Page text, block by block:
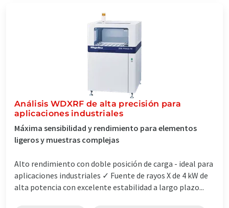
Análisis WDXRF de alta precisión para
aplicaciones industriales
Máxima sensibilidad y rendimiento para elementos
ligeros y muestras complejas
Alto rendimiento con doble posición de carga - ideal para
aplicaciones industriales ✓ Fuente de rayos X de 4 kW de
alta potencia con excelente estabilidad a largo plazo...